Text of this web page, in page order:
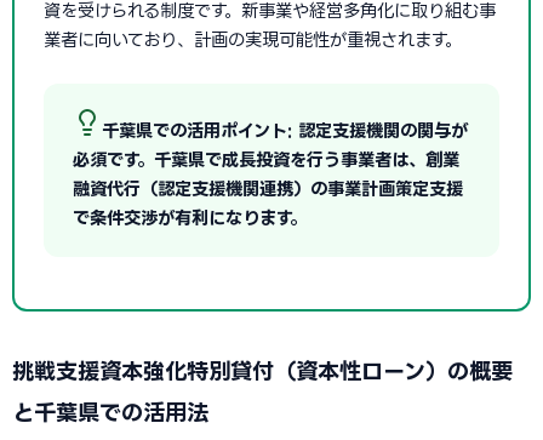
資を受けられる制度です。新事業や経営多角化に取り組む事
業者に向いており、計画の実現可能性が重視されます。
千葉県での活用ポイント: 認定支援機関の関与が
必須です。千葉県で成長投資を行う事業者は、創業
融資代行（認定支援機関連携）の事業計画策定支援
で条件交渉が有利になります。
挑戦支援資本強化特別貸付（資本性ローン）の概要
と千葉県での活用法